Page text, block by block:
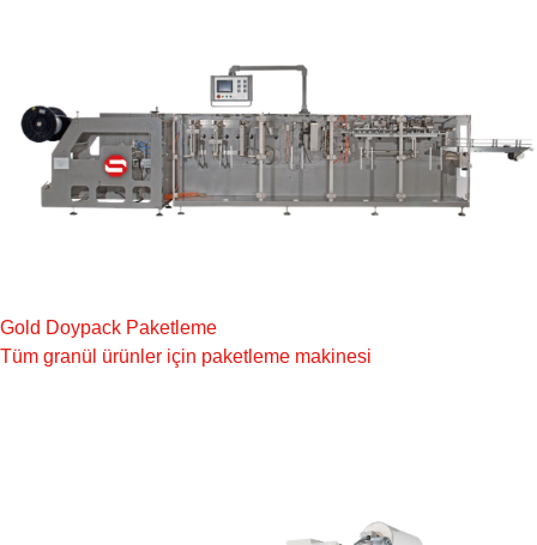
Gold Doypack Paketleme
Tüm granül ürünler için paketleme makinesi